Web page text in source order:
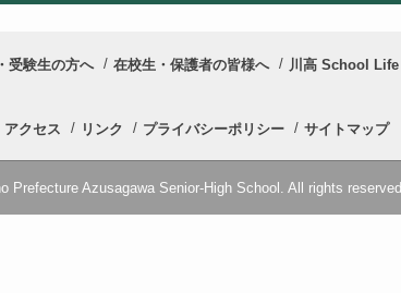
受験生の方へ 在校生・保護者の皆様へ 川高 School Life
アクセス リンク プライバシーポリシー サイトマップ
Prefecture Azusagawa Senior-High School. All rights reserved.